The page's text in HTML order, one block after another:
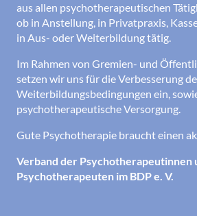
aus allen psychotherapeutischen
ob in Anstellung, in Privatpraxis,
in Aus- oder Weiterbildung tätig.
Im Rahmen von Gremien- und
setzen wir uns für die Verbesserung
Weiterbildungsbedingungen ein,
psychotherapeutische Versorgung.
Gute Psychotherapie braucht einen
Verband der Psychotherapeutinnen
Psychotherapeuten im BDP e. V.